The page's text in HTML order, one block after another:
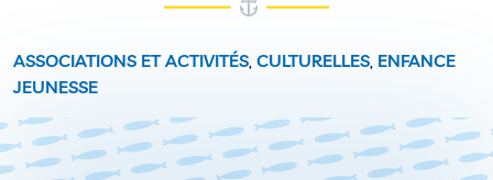
ASSOCIATIONS ET ACTIVITÉS, CULTURELLES, ENFANCE
JEUNESSE